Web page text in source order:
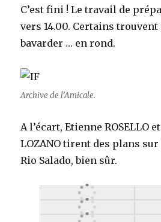
C’est fini ! Le travail de
vers 14.00. Certains
bavarder … en rond.
Archive de l’Amicale.
A l’écart, Etienne ROSELLO
LOZANO tirent des plans
Rio Salado, bien sûr.